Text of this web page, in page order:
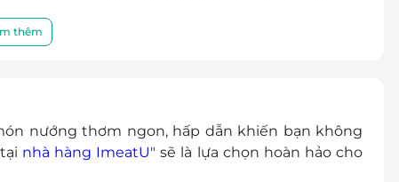
trị quy đổi thành tiền mặt, không trả lại tiền
thêm
nướng thơm ngon, hấp dẫn khiến bạn không
nhà hàng ImeatU" sẽ là lựa chọn hoàn hảo cho